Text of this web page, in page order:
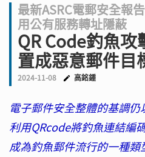
最新ASRC電郵安全
用公有服務轉址隱蔽
QR Code釣魚
置成惡意郵件目
2024-11-08 高銘鍾
電子郵件安全整體的基調
利用QRcode將釣魚連結編
成為釣魚郵件流行的一種類